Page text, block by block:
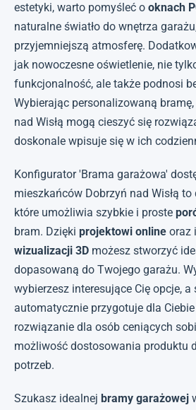
estetyki, warto pomyśleć o oknach
naturalne światło do wnętrza
przyjemniejszą atmosferę.
jak nowoczesne oświetlenie, nie
funkcjonalność, ale także podnosi
Wybierając personalizowaną
nad Wisłą mogą cieszyć się
doskonale wpisuje się w ich
Konfigurator 'Brama garażowa'
mieszkańców Dobrzyń nad Wisłą to
które umożliwia szybkie i proste
bram. Dzięki projektowi online oraz
wizualizacji 3D możesz stworzyć
dopasowaną do Twojego garażu.
wybierzesz interesujące Cię opcje, a
automatycznie przygotuje dla
rozwiązanie dla osób ceniących
możliwość dostosowania produktu
potrzeb.
Szukasz idealnej bramy garażowej